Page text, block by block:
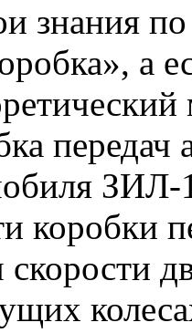
знания
а
ЗИЛ-
коробки